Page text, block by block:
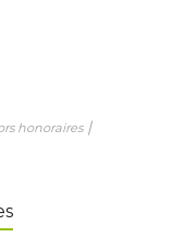
honoraires|